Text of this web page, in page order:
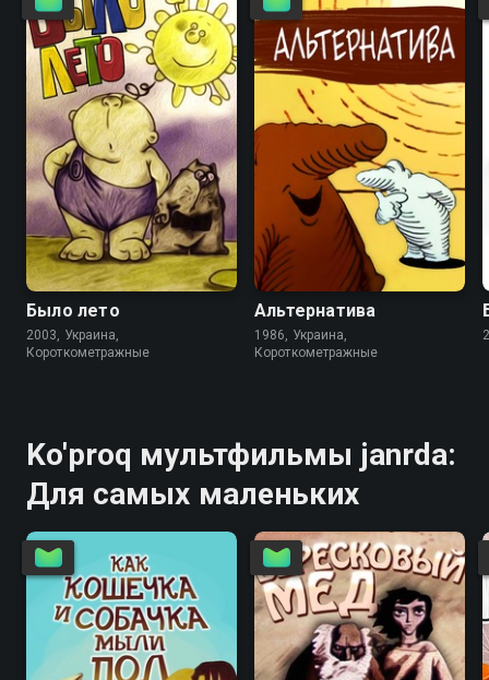
Было лето
2003, Украина,
Короткометражные
6.8
Альтернатива
1986, Украина,
Короткометражные
Ko'proq мультфильмы janrda:
Для самых маленьких